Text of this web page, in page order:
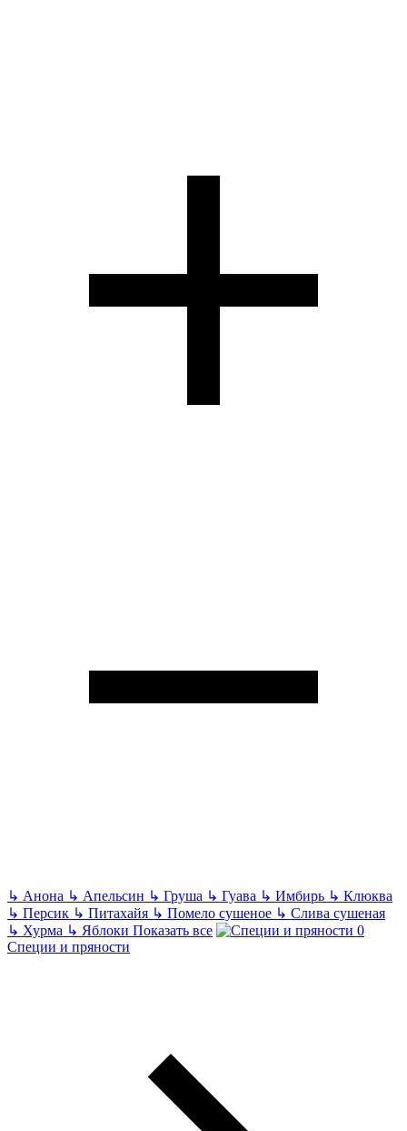
↳ Анона ↳ Апельсин ↳ Груша ↳ Гуава ↳ Имбирь ↳ Клюква
↳ Персик ↳ Питахайя ↳ Помело сушеное ↳ Слива сушеная
↳ Хурма ↳ Яблоки Показать все
Специи и пряности